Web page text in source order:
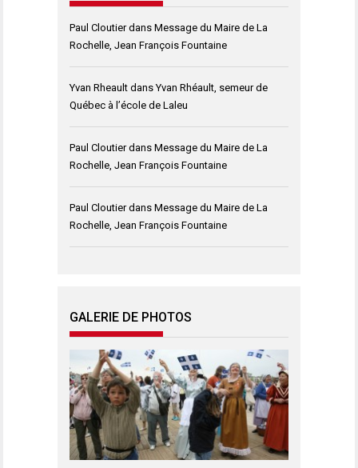
Paul Cloutierdans Message du Maire de La
Rochelle, Jean François Fountaine
Yvan Rheault dansYvan Rhéault, semeur de
Québec à l’école de Laleu
Paul Cloutierdans Message du Maire de La
Rochelle, Jean François Fountaine
Paul Cloutierdans Message du Maire de La
Rochelle, Jean François Fountaine
GALERIE DE PHOTOS